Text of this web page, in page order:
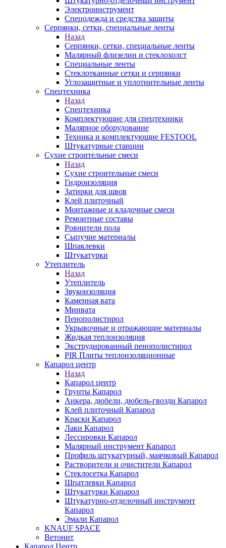
Электроинструмент
Спецодежда и средства защиты
Серпянки, сетки, специальные ленты
Назад
Серпянки, сетки, специальные ленты
Малярный флизелин и стеклохолст
Специальные ленты
Стеклотканные сетки и серпянки
Углозащитные и уплотнительные ленты
Спецтехника
Назад
Спецтехника
Комплектующие для спецтехники
Малярное оборудование
Техника и комплектующие FESTOOL
Штукатурные станции
Сухие строительные смеси
Назад
Сухие строительные смеси
Гидроизоляция
Затирки для швов
Клей плиточный
Монтажные и кладочные смеси
Ремонтные составы
Ровнители пола
Сыпучие материалы
Шпаклевки
Штукатурки
Утеплитель
Назад
Утеплитель
Звукоизоляция
Каменная вата
Минвата
Пенополистирол
Укрывочные и отражающие материалы
Жидкая теплоизоляция
Экструдированный пенополистирол
PIR Плиты теплоизоляционные
Капарол центр
Назад
Капарол центр
Грунты Капарол
Анкера, дюбели, дюбель-гвозди Капарол
Клей плиточный Капарол
Краски Капарол
Лаки Капарол
Лессировки Капарол
Малярный инструмент Капарол
Профиль штукатурный, маячковый Капарол
Растворители и очистители Капарол
Cтеклосетка Капарол
Шпатлевки Капарол
Штукатурки Капарол
Штукатурно-отделочный инструмент
Капарол
Эмали Капарол
KNAUF SPACE
Ветонит
Капарол Центр